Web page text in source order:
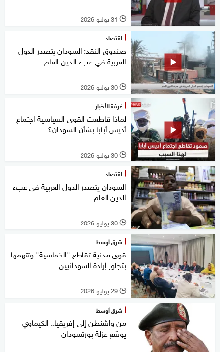
l 31 يوليو 2026
اقتصاد
صندوق النقد: السودان يتصدر الدول
العربية في عبء الدين العام
l 30 يوليو 2026
غرفة الأخبار
لماذا قاطعت القوى السياسية اجتماع
أديس أبابا بشأن السودان؟
l 30 يوليو 2026
اقتصاد
السودان يتصدر الدول العربية في عبء
الدين العام
l 30 يوليو 2026
شرق أوسط
قوى مدنية تقاطع "الخماسية" وتتهمها
بتجاوز إرادة السودانيين
l 29 يوليو 2026
شرق أوسط
من واشنطن إلى إفريقيا.. الكيماوي
يوسّع عزلة بورتسودان